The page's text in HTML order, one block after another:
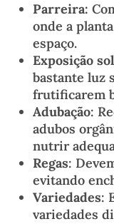
Parreira:
onde a
espaço.
Exposição
bastante luz
frutificarem
Adubação:
adubos
nutrir
Regas:
evitando
Variedades:
variedades